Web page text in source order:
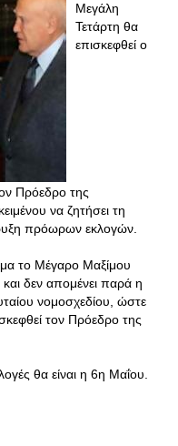
Μεγάλη
Τετάρτη θα
επισκεφθεί ο
Πρόεδρο της
να ζητήσει τη
πρόωρων εκλογών.
το Μέγαρο Μαξίμου
δεν απομένει παρά η
νομοσχεδίου, ώστε
τον Πρόεδρο της
θα είναι η 6η Μαΐου.